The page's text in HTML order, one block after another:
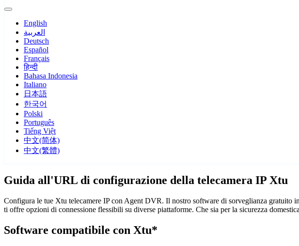
English
العربية
Deutsch
Español
Français
हिन्दी
Bahasa Indonesia
Italiano
日本語
한국어
Polski
Português
Tiếng Việt
中文(简体)
中文(繁體)
Guida all'URL di configurazione della telecamera IP Xtu
Configura le tue Xtu telecamere IP con Agent DVR. Il nostro software di sorveglianza
ti offre opzioni di connessione flessibili su diverse piattaforme. Che sia per la sicurezza
Software compatibile con Xtu*